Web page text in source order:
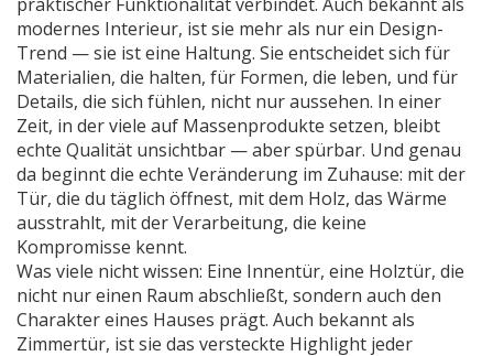
modernes Interieur, ist sie mehr als nur ein Design-
Trend — sie ist eine Haltung. Sie entscheidet sich für
Materialien, die halten, für Formen, die leben, und für
Details, die sich fühlen, nicht nur aussehen. In einer
Zeit, in der viele auf Massenprodukte setzen, bleibt
echte Qualität unsichtbar — aber spürbar. Und genau
da beginnt die echte Veränderung im Zuhause: mit der
Tür, die du täglich öffnest, mit dem Holz, das Wärme
ausstrahlt, mit der Verarbeitung, die keine
Kompromisse kennt.
Was viele nicht wissen: Eine Innentür, eine Holztür, die
nicht nur einen Raum abschließt, sondern auch den
Charakter eines Hauses prägt. Auch bekannt als
Zimmertür, ist sie das versteckte Highlight jeder